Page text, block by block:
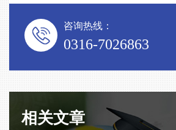
咨询热线：
0316-7026863
相关文章